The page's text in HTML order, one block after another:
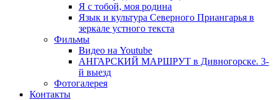
Я с тобой, моя родина
Язык и культура Северного Приангарья в
зеркале устного текста
Фильмы
Видео на Youtube
АНГАРСКИЙ МАРШРУТ в Дивногорске. 3-
й выезд
Фотогалерея
Контакты